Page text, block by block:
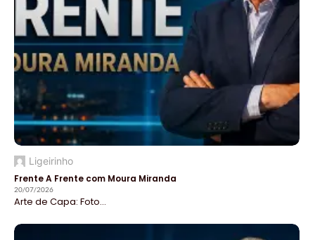
Ligeirinho
Frente A Frente com Moura Miranda
20/07/2026
Arte de Capa: Foto...